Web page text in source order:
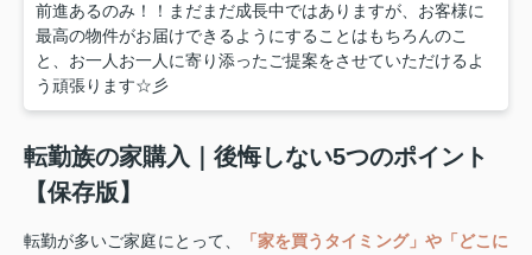
前進あるのみ！！まだまだ成長中ではありますが、お客様に
最高の物件がお届けできるようにすることはもちろんのこ
と、お一人お一人に寄り添ったご提案をさせていただけるよ
う頑張ります☆彡
転勤族の家購入｜後悔しない5つのポイント
【保存版】
転勤が多いご家庭にとって、
「家を買うタイミング」や「どこに